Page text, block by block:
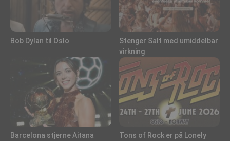
Bob Dylan til Oslo
Stenger Salt med umiddelbar
virkning
Barcelona stjerne Aitana
Tons of Rock er på Lonely